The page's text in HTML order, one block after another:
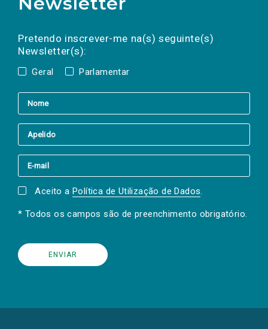
Pretendo inscrever-me na(s) seguinte(s)
Newsletter(s):
Geral Parlamentar
a(s) newsletter(s).
mail
Aceito a Política de Utilização de Dados.
* Todos os campos são de preenchimento obrigatório.